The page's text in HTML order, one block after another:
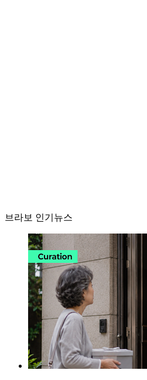
브라보 인기뉴스